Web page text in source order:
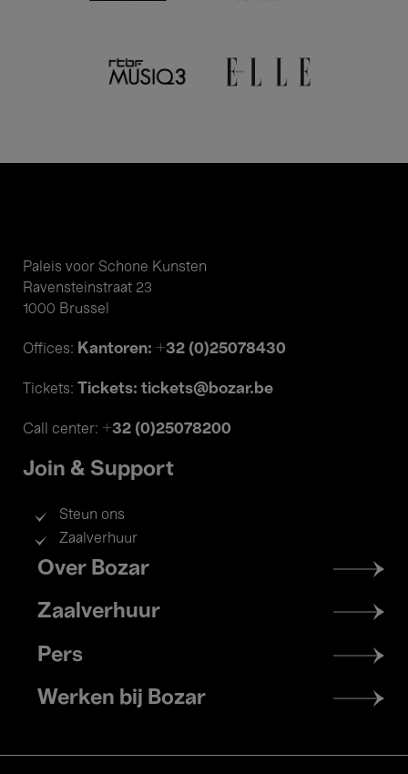
Paleis voor Schone Kunsten
Ravensteinstraat 23
1000 Brussel
Offices: Kantoren: +32 (0)25078430
Tickets: Tickets: tickets@bozar.be
Call center: +32 (0)25078200
Join & Support
Steun ons
Zaalverhuur
Footer
menu
Over Bozar
Zaalverhuur
Pers
Werken bij Bozar